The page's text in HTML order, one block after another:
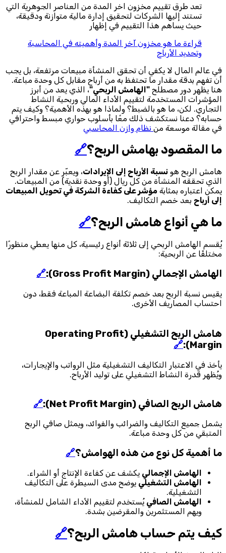
تعد طرق تقييم مخزون اخر المدة من العناصر الجوهرية التي
تستند إليها الشركات لتحقيق إدارة مالية متوازنة ودقيقة،
حيث يساهم هذا التقييم في إظهار
قراءة ما هو مخزون آخر المدة وأهميته في المحاسبة
وتحديد الأرباح
في عالم المال لا يكفي أن تحقق المنشأة مبيعات مرتفعة، بل يجب
أن تفهم بدقة مقدار ما تحتفظ به من أرباح مقابل كل وحدة مباعة.
هنا يظهر دور مصطلح "الهامش الربحي"، الذي يعد من أبرز
المؤشرات المستخدمة لتقييم الأداء المالي وربحية النشاط
التجاري. لكن، ما هو بالضبط؟ ولماذا هو بهذه الأهمية؟ وكيف يتم
حسابه؟ دعنا نستكشف ذلك معًا بأسلوب حواري مبسط واحترافي
في مقالة موسعة من نظام وازن المحاسبي
ما المقصود بهامش الربح؟🔗
هامش الربح هو نسبة الأرباح إلى الإيرادات، ويعبّر عن مقدار الربح
الذي تحققه المنشأة من كل ريال (أو وحدة نقدية) من المبيعات.
يمكن اعتباره بمثابة مؤشر على كفاءة الشركة في تحويل المبيعات
إلى أرباح بعد خصم التكاليف.
ما هي أنواع هامش الربح؟🔗
يُقسم الهامش الربحي إلى ثلاثة أنواع رئيسية، كل منها يعطي منظورًا
مختلفًا عن الربحية:
الهامش الإجمالي (Gross Profit Margin): 🔗
يقيس نسبة الربح بعد خصم تكلفة البضاعة المباعة فقط، دون
احتساب المصاريف الأخرى.
هامش الربح التشغيلي (Operating Profit
Margin):
🔗
يأخذ في الاعتبار التكاليف التشغيلية مثل الرواتب والإيجارات،
ويُظهر قدرة النشاط التشغيلي على توليد الأرباح.
هامش الربح الصافي (Net Profit Margin): 🔗
يشمل جميع التكاليف والضرائب والفوائد، ويمثل صافي الربح
المتبقي من كل وحدة مباعة.
ما أهمية كل نوع من هذه الهوامش؟🔗
الهامش الإجمالي يكشف عن كفاءة الإنتاج أو الشراء.
الهامش التشغيلي يوضح مدى السيطرة على التكاليف
التشغيلية.
الهامش الصافي يُستخدم لتقييم الأداء الشامل للمنشأة،
ويهم المستثمرين والمقرضين بشدة.
كيف يتم حساب هامش الربح؟🔗